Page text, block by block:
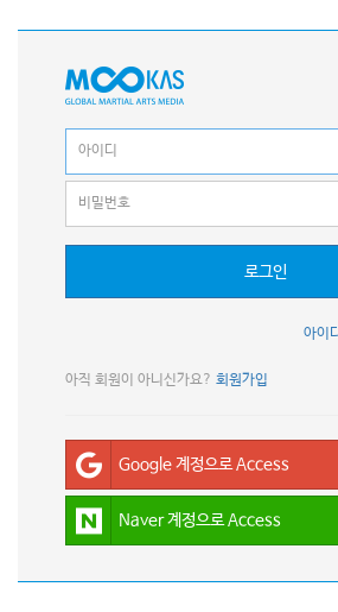
로그인
아이
아직 회원이 아니신가요? 회원가입
Google 계정으로 Access
Naver 계정으로 Access